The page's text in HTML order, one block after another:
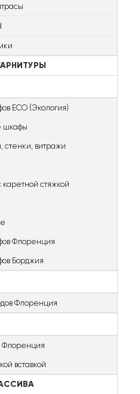
ECO (Экология)
шкафы
стенки, витражи
стяжкой
Флоренция
Борджия
Флоренция
Флоренция
вставкой